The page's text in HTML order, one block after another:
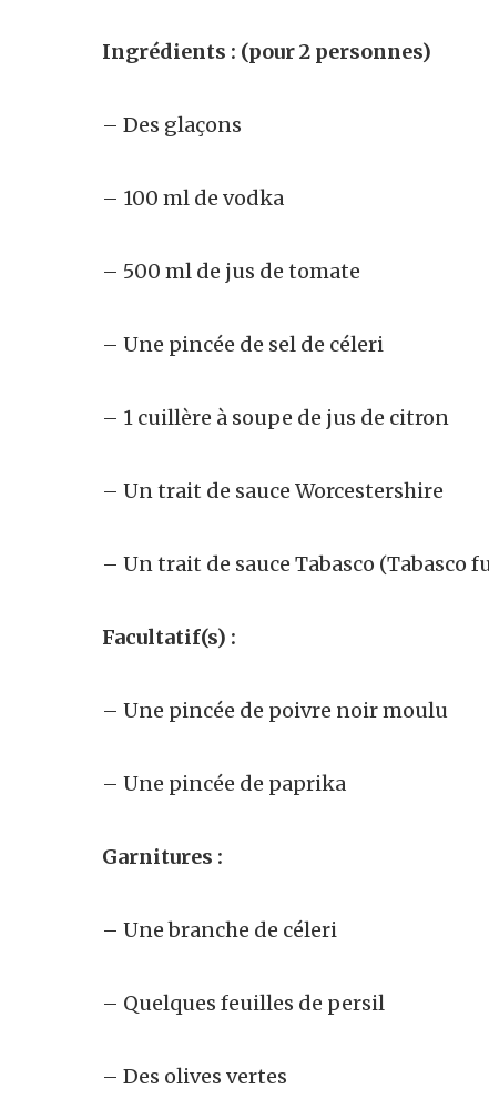
Ingrédients : (pour 2 personnes)
– Des glaçons
– 100 ml de vodka
– 500 ml de jus de tomate
– Une pincée de sel de céleri
– 1 cuillère à soupe de jus de citron
– Un trait de sauce Worcestershire
– Untrait de sauce Tabasco (Tabasco
Facultatif(s) :
– Une pincée de poivre noir moulu
– Une pincée de paprika
Garnitures :
– Une branche de céleri
– Quelques feuilles de persil
– Des olives vertes